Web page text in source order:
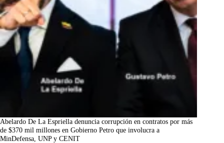
Abelardo De La Espriella denuncia corrupción en contratos por más
de $370 mil millones en Gobierno Petro que involucra a
MinDefensa, UNP y CENIT